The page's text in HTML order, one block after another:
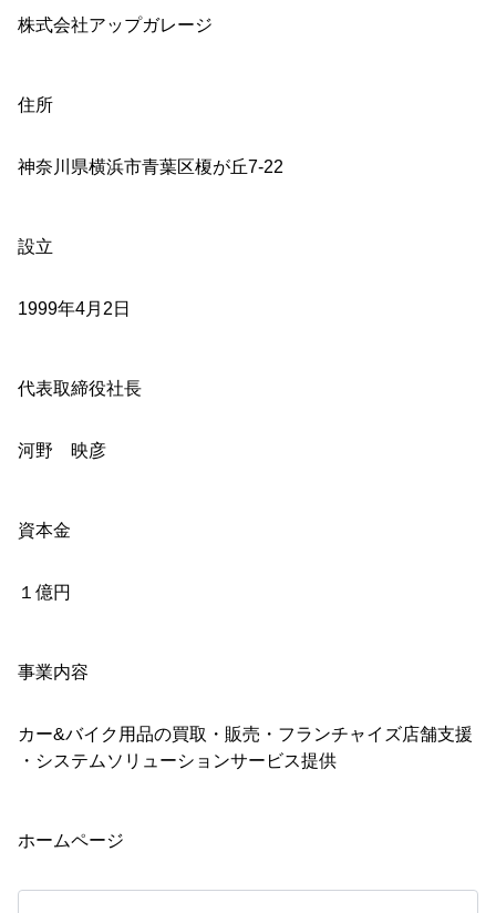
株式会社アップガレージ
住所
神奈川県横浜市青葉区榎が丘7-22
設立
1999年4月2日
代表取締役社長
河野 映彦
資本金
１億円
事業内容
カー&バイク用品の買取・販売・フランチャイズ店舗支援
・システムソリューションサービス提供
ホームページ